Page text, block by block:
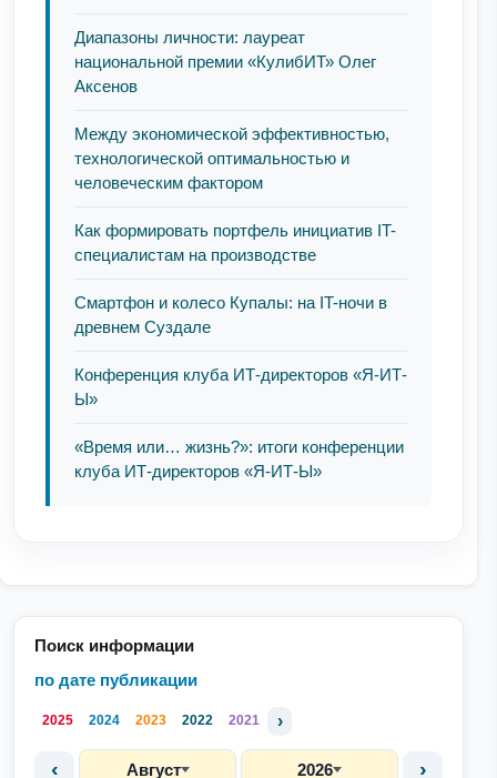
Поиск информации
по дате публикации
2025 2024 2023 2022 2021 ›
‹ Август 2026 ›
Диапазоны личности: лауреат
национальной премии «КулибИТ» Олег
Аксенов
Между экономической эффективностью,
технологической оптимальностью и
человеческим фактором
Как формировать портфель инициатив IT-
специалистам на производстве
Смартфон и колесо Купалы: на IT-ночи в
древнем Суздале
Конференция клуба ИТ-директоров «Я-ИТ-
Ы»
«Время или… жизнь?»: итоги конференции
клуба ИТ-директоров «Я-ИТ-Ы»